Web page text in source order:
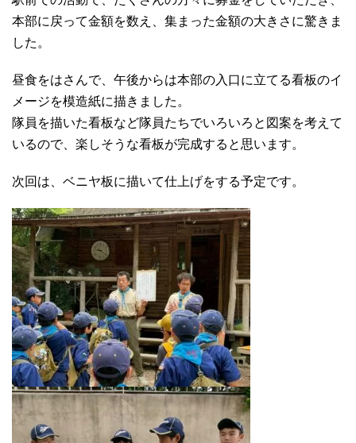
本部に戻って金額を数え、集まった金額の大きさに驚きま
した。
昼食をはさんで、午後からは本部の入口に立てる看板のイ
メージを模造紙に描きました。
隊員を描いた看板など隊員たちでいろいろと図案を考えて
いるので、楽しそうな看板が完成すると思います。
次回は、ベニヤ板に描いて仕上げをする予定です。